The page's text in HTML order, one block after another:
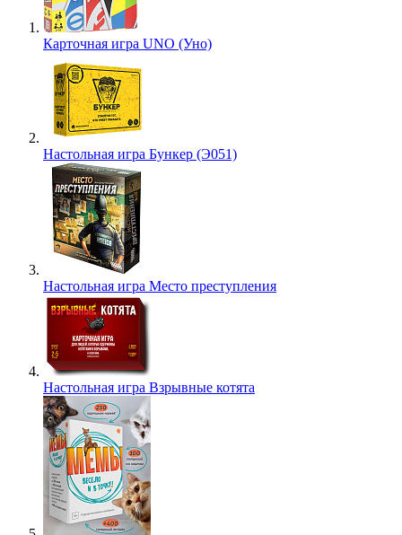
Карточная игра UNO (Уно)
Настольная игра Бункер (Э051)
Настольная игра Место преступления
Настольная игра Взрывные котята